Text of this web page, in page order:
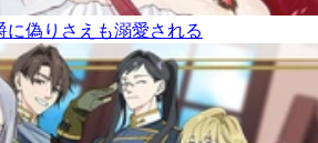
偽りさえも溺愛される